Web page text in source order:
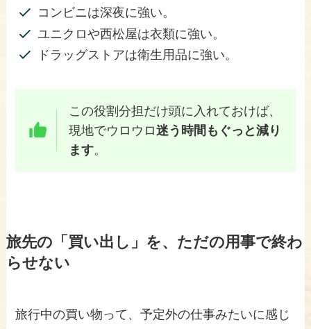
コンビニは深夜に強い。
ユニクロや西松屋は衣類に強い。
ドラッグストアは衛生用品に強い。
この役割分担だけ頭に入れておけば、
現地でウロウロ迷う時間もぐっと減り
ます。
旅先の「買い出し」を、ただの用事で終わ
らせない
旅行中の買い物って、予定外の仕事みたいに感じ